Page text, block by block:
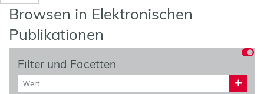
Browsen in Elektronischen
Publikationen
Filter und Facetten